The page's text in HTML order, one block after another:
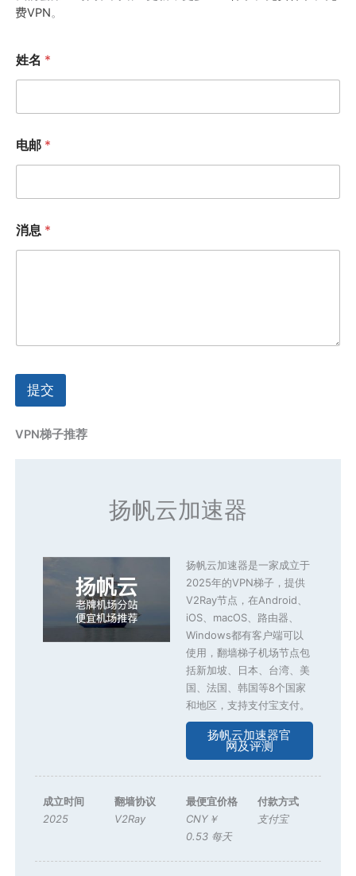
费VPN。
姓名 *
电邮 *
消息 *
提交
VPN梯子推荐
扬帆云加速器
扬帆云加速器是一家成立于
2025年的VPN梯子，提供
V2Ray节点，在Android、
iOS、macOS、路由器、
Windows都有客户端可以
使用，翻墙梯子机场节点包
括新加坡、日本、台湾、美
国、法国、韩国等8个国家
和地区，支持支付宝支付。
扬帆云加速器官
网及评测
成立时间
2025
翻墙协议
V2Ray
最便宜价格
CNY￥
0.53 每天
付款方式
支付宝